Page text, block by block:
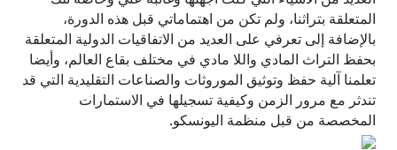
المتعلقة بتراثنا، ولم تكن من اهتماماتي قبل هذه الدورة،
بالإضافة إلى تعرفي على العديد من الاتفاقيات الدولية المتعلقة
بحفظ التراث المادي واللا مادي في مختلف بقاع العالم، وأيضا
تعلمنا آلية حفظ وتوثيق الموروثات والصناعات التقليدية التي قد
تندثر مع مرور الزمن وكيفية تسجيلها في الاستمارات
المخصصة من قبل منظمة اليونسكو.